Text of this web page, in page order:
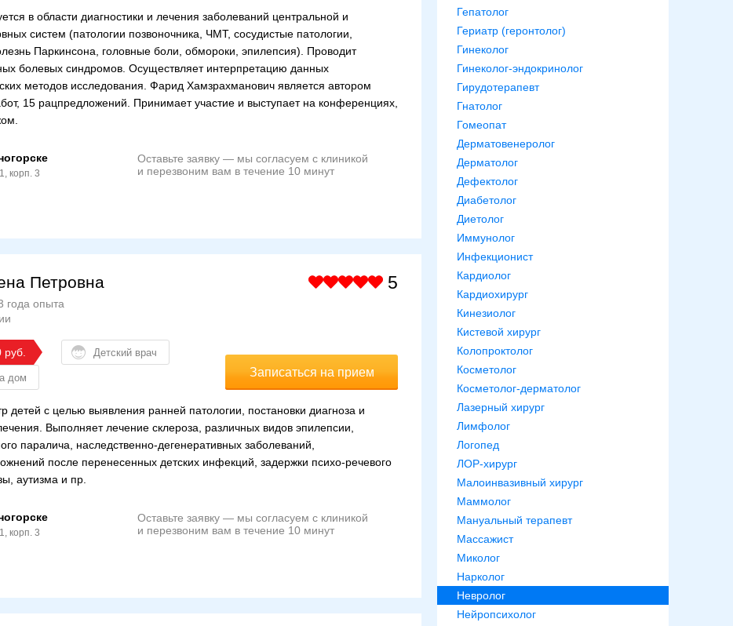
в области диагностики и лечения заболеваний центральной и
систем (патологии позвоночника, ЧМТ, сосудистые патологии,
Паркинсона, головные боли, обмороки, эпилепсия). Проводит
болевых синдромов. Осуществляет интерпретацию данных
методов исследования. Фарид Хамзрахманович является автором
15 рацпредложений. Принимает участие и выступает на конференциях,
корп. 3
Оставьте заявку — мы согласуем с клиникой
и перезвоним вам в течение 10 минут
Петровна 5
года опыта
Детский врач
дом Записаться на прием
детей с целью выявления ранней патологии, постановки диагноза и
Выполняет лечение склероза, различных видов эпилепсии,
паралича, наследственно-дегенеративных заболеваний,
после перенесенных детских инфекций, задержки психо-речевого
аутизма и пр.
корп. 3
Оставьте заявку — мы согласуем с клиникой
и перезвоним вам в течение 10 минут
Гепатолог
Гериатр (геронтолог)
Гинеколог
Гинеколог-эндокринолог
Гирудотерапевт
Гнатолог
Гомеопат
Дерматовенеролог
Дерматолог
Дефектолог
Диабетолог
Диетолог
Иммунолог
Инфекционист
Кардиолог
Кардиохирург
Кинезиолог
Кистевой хирург
Колопроктолог
Косметолог
Косметолог-дерматолог
Лазерный хирург
Лимфолог
Логопед
ЛОР-хирург
Малоинвазивный хирург
Маммолог
Мануальный терапевт
Массажист
Миколог
Нарколог
Невролог
Нейропсихолог